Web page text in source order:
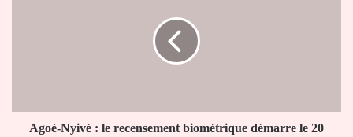
20
Agoè-Nyivé : le recensement biométrique démarre le 20